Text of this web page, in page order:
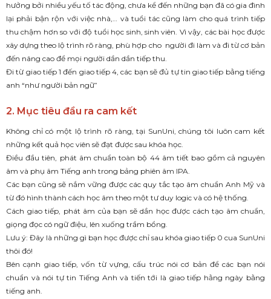
hưởng bởi nhiều yếu tố tác động, chưa kể đến những bạn đã có gia đình
lại phải bận rộn với việc nhà,… và tuổi tác cũng làm cho quá trình tiếp
thu chậm hơn so với độ tuổi học sinh, sinh viên. Vì vậy, các bài học được
xây dựng theo lộ trình rõ ràng, phù hợp cho người đi làm và đi từ cơ bản
đến nâng cao để mọi người dần dần tiếp thu.
Đi từ giao tiếp 1 đến giao tiếp 4, các bạn sẽ đủ tự tin giao tiếp bằng tiếng
anh “như người bản ngữ”
2. Mục tiêu đầu ra cam kết
Không chỉ có một lộ trình rõ ràng, tại SunUni, chúng tôi luôn cam kết
những kết quả học viên sẽ đạt được sau khóa học.
Điều đầu tiên, phát âm chuẩn toàn bộ 44 âm tiết bao gồm cả nguyên
âm và phụ âm Tiếng anh trong bảng phiên âm IPA.
Các bạn cũng sẽ nắm vững được các quy tắc tạo âm chuẩn Anh Mỹ và
từ đó hình thành cách học âm theo một tư duy logic và có hệ thống.
Cách giao tiếp, phát âm của bạn sẽ dần học được cách tạo âm chuẩn,
giọng đọc có ngữ điệu, lên xuống trầm bổng.
Lưu ý: Đây là những gì bạn học được chỉ sau khóa giao tiếp 0 cua SunUni
thôi đó!
Bên cạnh giao tiếp, vốn từ vựng, cấu trúc nói cơ bản để các bạn nói
chuẩn và nói tự tin Tiếng Anh và tiến tới là giao tiếp hằng ngày bằng
tiếng anh.